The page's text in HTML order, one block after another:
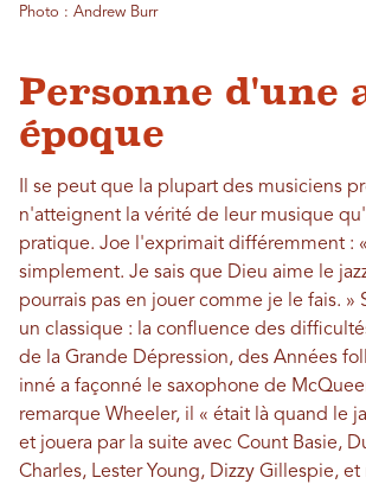
Photo : Andrew Burr
Personne d'une
époque
Il se peut que la plupart des musiciens
n'atteignent la vérité de leur musique
pratique. Joe l'exprimait différemment :
simplement. Je sais que Dieu aime le
pourrais pas en jouer comme je le fais. »
un classique : la confluence des
de la Grande Dépression, des Années
inné a façonné le saxophone de
remarque Wheeler, il « était là quand le
et jouera par la suite avec Count Basie,
Charles, Lester Young, Dizzy Gillespie,